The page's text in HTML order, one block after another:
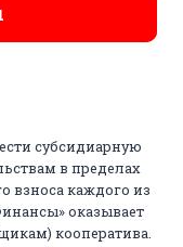
субсидиарную
в пределах
взноса каждого из
оказывает
кооператива.